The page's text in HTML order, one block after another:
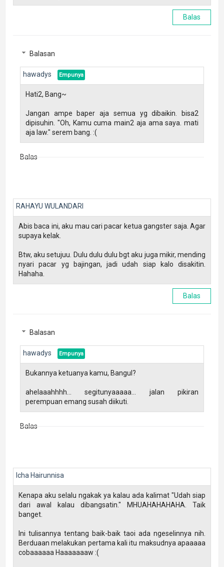
Balas
Balasan
hawadys
Hati2, Bang~
Jangan ampe baper aja semua yg dibaikin. bisa2
dipisuhin. "Oh, Kamu cuma main2 aja ama saya. mati
aja law." serem bang. :(
Balas
RAHAYU WULANDARI
Abis baca ini, aku mau cari pacar ketua gangster saja. Agar
supaya kelak.
Btw, aku setujuu. Dulu dulu dulu bgt aku juga mikir, mending
nyari pacar yg bajingan, jadi udah siap kalo disakitin.
Hahaha.
Balas
Balasan
hawadys
Bukannya ketuanya kamu, Bangul?
ahelaaahhhh... segitunyaaaaa... jalan pikiran
perempuan emang susah diikuti.
Balas
Icha Hairunnisa
Kenapa aku selalu ngakak ya kalau ada kalimat "Udah siap
dari awal kalau dibangsatin." MHUAHAHAHAHA. Taik
banget.
Ini tulisannya tentang baik-baik taoi ada ngeselinnya nih.
Berduaan melakukan pertama kali itu maksudnya apaaaaa
cobaaaaaa Haaaaaaaw :(